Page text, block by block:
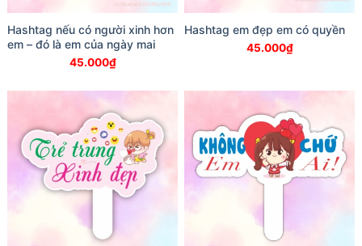
Hashtag nếu có người xinh hơn
em – đó là em của ngày mai
45.000₫
Hashtag em đẹp em có quyền
45.000₫